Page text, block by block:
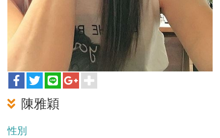
陳雅穎
性別